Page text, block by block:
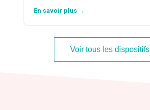
En savoir plus →
Voir tous les dispositifs